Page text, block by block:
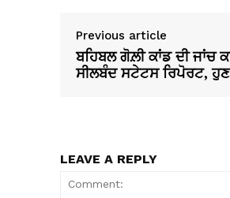
Previous article
ਬਹਿਬਲ ਗੋਲ਼ੀ ਕਾਂਡ ਦੀ ਜਾਂਚ
ਸੀਲਬੰਦ ਸਟੇਟਸ ਰਿਪੋਰਟ,
LEAVE A REPLY